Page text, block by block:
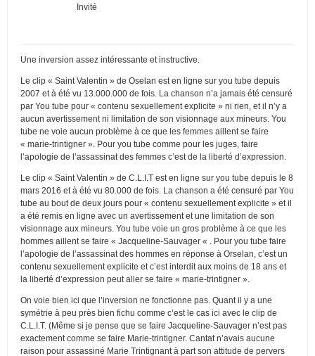
Invité
Une inversion assez intéressante et instructive.
Le clip « Saint Valentin » de Oselan est en ligne sur you tube depuis
2007 et à été vu 13.000.000 de fois. La chanson n’a jamais été censuré
par You tube pour « contenu sexuellement explicite » ni rien, et il n’y a
aucun avertissement ni limitation de son visionnage aux mineurs. You
tube ne voie aucun problème à ce que les femmes aillent se faire
« marie-trintigner ». Pour you tube comme pour les juges, faire
l’apologie de l’assassinat des femmes c’est de la liberté d’expression.
Le clip « Saint Valentin » de C.L.I.T est en ligne sur you tube depuis le 8
mars 2016 et à été vu 80.000 de fois. La chanson a été censuré par You
tube au bout de deux jours pour « contenu sexuellement explicite » et il
a été remis en ligne avec un avertissement et une limitation de son
visionnage aux mineurs. You tube voie un gros problème à ce que les
hommes aillent se faire « Jacqueline-Sauvager « . Pour you tube faire
l’apologie de l’assassinat des hommes en réponse à Orselan, c’est un
contenu sexuellement explicite et c’est interdit aux moins de 18 ans et
la liberté d’expression peut aller se faire « marie-trintigner ».
On voie bien ici que l’inversion ne fonctionne pas. Quant il y a une
symétrie à peu près bien fichu comme c’est le cas ici avec le clip de
C.L.I.T. (Même si je pense que se faire Jacqueline-Sauvager n’est pas
exactement comme se faire Marie-trintigner. Cantat n’avais aucune
raison pour assassiné Marie Trintignant à part son attitude de pervers